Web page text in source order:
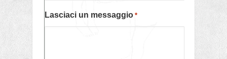
Lasciaci un messaggio *